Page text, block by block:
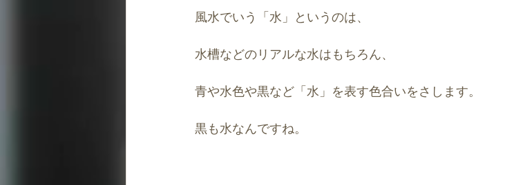
風水でいう「水」というのは、
水槽などのリアルな水はもちろん、
青や水色や黒など「水」を表す色合いをさします。
黒も水なんですね。